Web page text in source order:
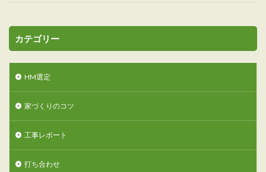
カテゴリー
HM選定
家づくりのコツ
工事レポート
打ち合わせ